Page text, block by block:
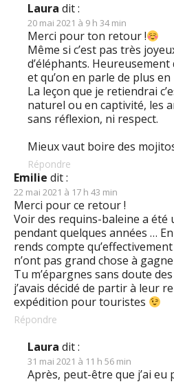
Laura dit :
20 mai 2021 à 9 h 34 min
Merci pour ton retour !
Même si c’est pas très
d’éléphants. Heureusement
et qu’on en parle de plus en
La leçon que je retiendrai
naturel ou en captivité, les
sans réflexion, ni respect.
Mieux vaut boire des
Répondre
Emilie dit :
22 mai 2021 à 17 h 43 min
Merci pour ce retour !
Voir des requins-baleine a été
pendant quelques années …
rends compte
n’ont pas grand chose à
Tu m’épargnes sans doute
j’avais décidé de partir à leur
expédition pour touristes
Répondre
Laura dit :
31 mai 2021 à 11 h 56 min
Après, peut-être que j’ai eu